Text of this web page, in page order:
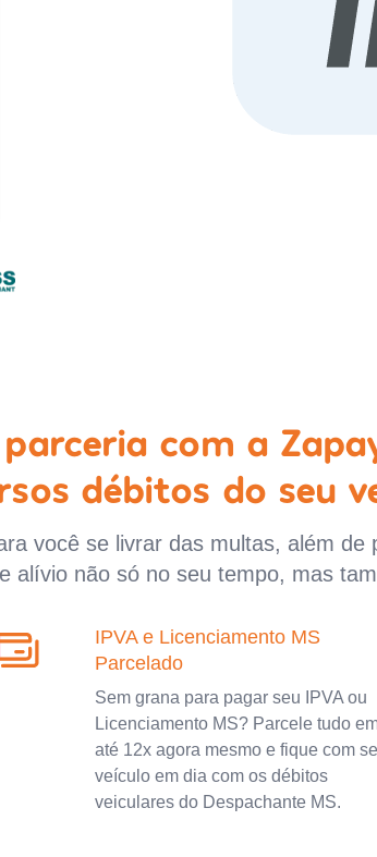
com a
débitos do seu
você se livrar das multas, além de
alívio não só no seu tempo, mas
IPVA e Licenciamento MS
Parcelado
Sem grana para pagar seu IPVA ou
Licenciamento MS? Parcele tudo
até 12x agora mesmo e fique com
veículo em dia com os débitos
veiculares do Despachante MS.